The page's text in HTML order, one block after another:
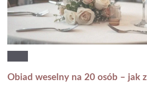
Obiad weselny na 20 osób – jak